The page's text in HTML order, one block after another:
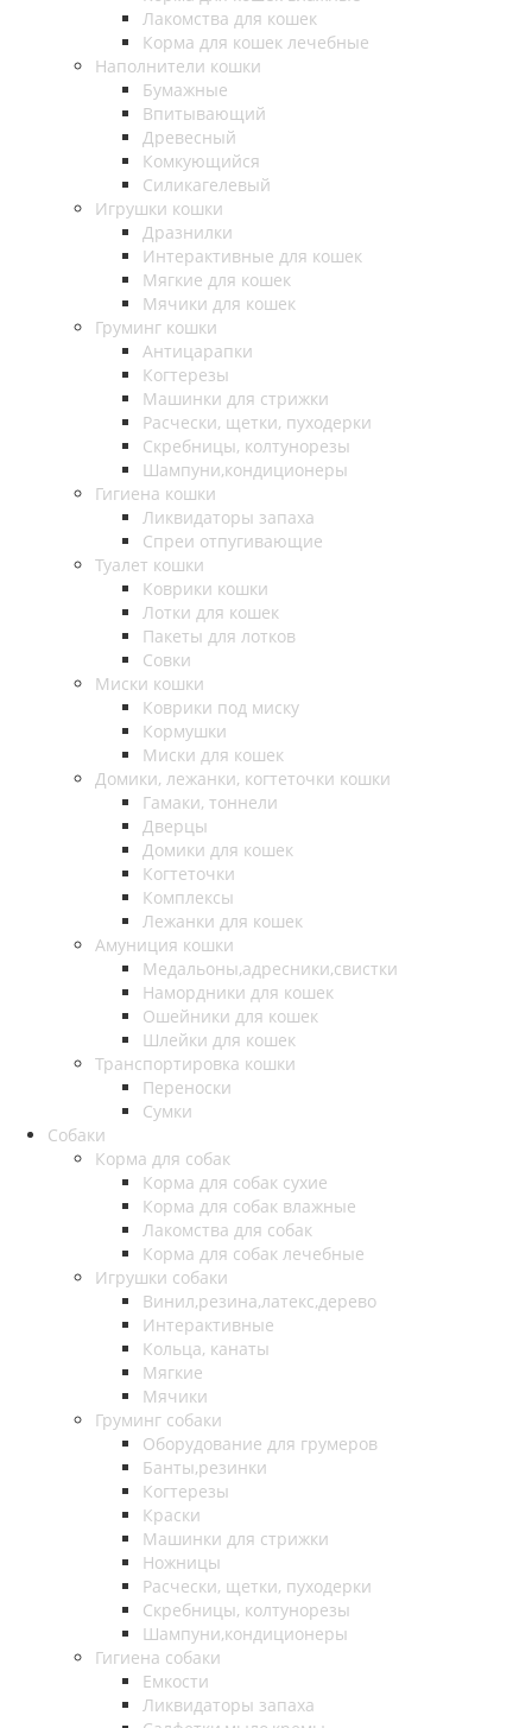
Лакомства для кошек
Корма для кошек лечебные
Наполнители кошки
Бумажные
Впитывающий
Древесный
Комкующийся
Силикагелевый
Игрушки кошки
Дразнилки
Интерактивные для кошек
Мягкие для кошек
Мячики для кошек
Груминг кошки
Антицарапки
Когтерезы
Машинки для стрижки
Расчески, щетки, пуходерки
Скребницы, колтунорезы
Шампуни,кондиционеры
Гигиена кошки
Ликвидаторы запаха
Спреи отпугивающие
Туалет кошки
Коврики кошки
Лотки для кошек
Пакеты для лотков
Совки
Миски кошки
Коврики под миску
Кормушки
Миски для кошек
Домики, лежанки, когтеточки кошки
Гамаки, тоннели
Дверцы
Домики для кошек
Когтеточки
Комплексы
Лежанки для кошек
Амуниция кошки
Медальоны,адресники,свистки
Намордники для кошек
Ошейники для кошек
Шлейки для кошек
Транспортировка кошки
Переноски
Сумки
Собаки
Корма для собак
Корма для собак сухие
Корма для собак влажные
Лакомства для собак
Корма для собак лечебные
Игрушки собаки
Винил,резина,латекс,дерево
Интерактивные
Кольца, канаты
Мягкие
Мячики
Груминг собаки
Оборудование для грумеров
Банты,резинки
Когтерезы
Краски
Машинки для стрижки
Ножницы
Расчески, щетки, пуходерки
Скребницы, колтунорезы
Шампуни,кондиционеры
Гигиена собаки
Емкости
Ликвидаторы запаха